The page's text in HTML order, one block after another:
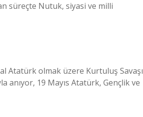
süreçte Nutuk, siyasi ve milli
Atatürk olmak üzere Kurtuluş Savaşı
anıyor, 19 Mayıs Atatürk, Gençlik ve